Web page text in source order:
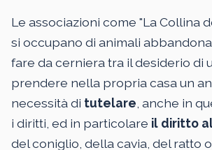
Le associazioni come "La Collina
si occupano di animali
fare da cerniera tra il desiderio di
prendere nella propria casa un
necessità di tutelare , anche in
i diritti, ed in particolare il diritto
del coniglio, della cavia, del ratto